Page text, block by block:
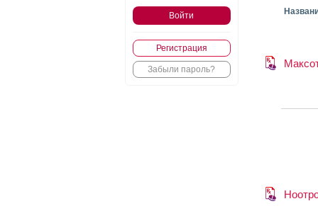
Регистрация
Забыли пароль?